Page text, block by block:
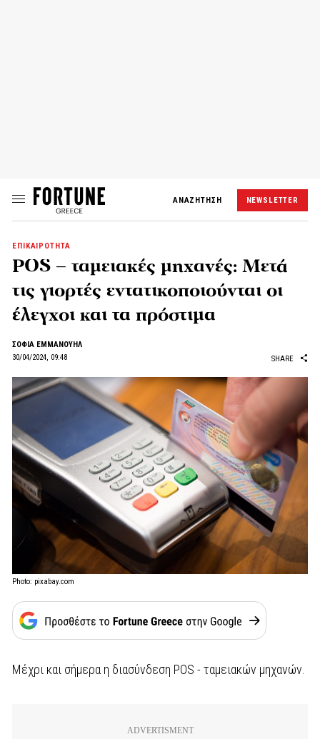
ΑΝΑΖΗΤΗΣΗ NEWSLETTER
ΕΠΙΚΑΙΡΟΤΗΤΑ
POS – ταμειακές μηχανές: Μετά
τις γιορτές εντατικοποιούνται οι
έλεγχοι και τα πρόστιμα
ΣΟΦΙΑ ΕΜΜΑΝΟΥΗΛ
30/04/2024, 09:48
SHARE
Photo: pixabay.com
Μέχρι και σήμερα η διασύνδεση POS - ταμειακών μηχανών.